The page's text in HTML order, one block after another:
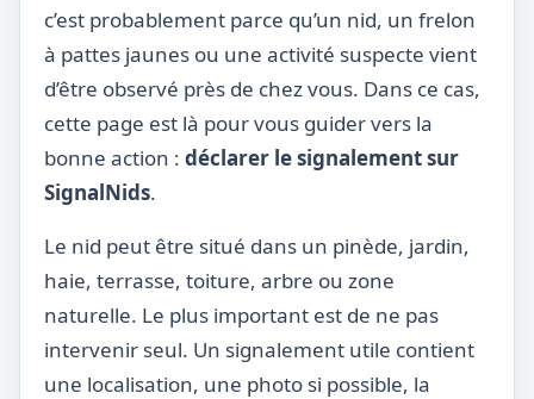
c’est probablement parce qu’un nid, un frelon
à pattes jaunes ou une activité suspecte vient
d’être observé près de chez vous. Dans ce cas,
cette page est là pour vous guider vers la
bonne action : déclarer le signalement sur
SignalNids.
Le nid peut être situé dans un pinède, jardin,
haie, terrasse, toiture, arbre ou zone
naturelle. Le plus important est de ne pas
intervenir seul. Un signalement utile contient
une localisation, une photo si possible, la